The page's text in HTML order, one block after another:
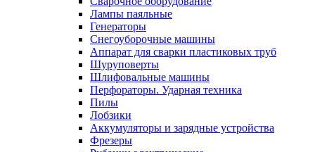
Лампы паяльные
Генераторы
Снегоуборочные машины
Аппарат для сварки пластиковых труб
Шуруповерты
Шлифовальные машины
Перфораторы. Ударная техника
Пилы
Лобзики
Аккумуляторы и зарядные устройства
Фрезеры